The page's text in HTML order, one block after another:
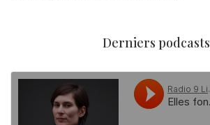
Derniers podcasts